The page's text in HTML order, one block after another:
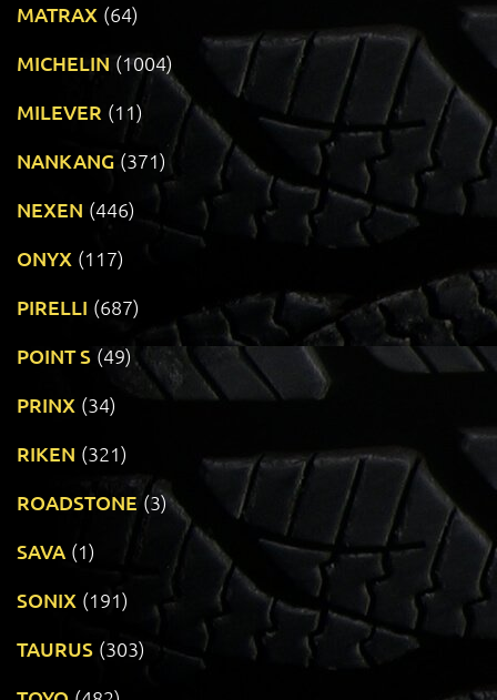
MATRAX (64)
MICHELIN (1004)
MILEVER (11)
NANKANG (371)
NEXEN (446)
ONYX (117)
PIRELLI (687)
POINT S (49)
PRINX (34)
RIKEN (321)
ROADSTONE (3)
SAVA (1)
SONIX (191)
TAURUS (303)